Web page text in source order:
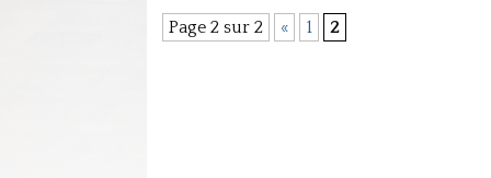
Page 2 sur 2 « 1 2